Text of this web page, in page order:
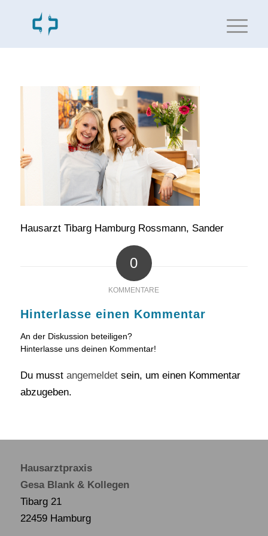
Hausarzt Tibarg Hamburg Rossmann, Sander
0
KOMMENTARE
Hinterlasse einen Kommentar
An der Diskussion beteiligen?
Hinterlasse uns deinen Kommentar!
Du musst angemeldetsein, um einen Kommentar
abzugeben.
Hausarztpraxis
Gesa Blank & Kollegen
Tibarg 21
22459 Hamburg